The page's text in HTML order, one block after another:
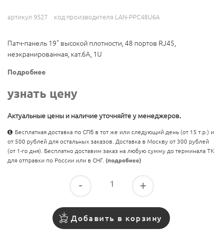
артикул 9527 код производителя LAN-PPC48U6A
Патч-панель 19" высокой плотности, 48 портов RJ45,
неэкранированная, кат.6A, 1U
Подробнее
узнать цену
Актуальные цены и наличие уточняйте у менеджеров.
Бесплатная доставка по СПб в тот же или следующий день (от 15 т.р.) и
от 500 рублей для остальных заказов. Доставка в Москву от 300 рублей
(от 1-го дня). Бесплатно доставим заказ на любую сумму до терминала ТК
для отправки по России или в СНГ. (подробнее)
- +
Добавить в корзину